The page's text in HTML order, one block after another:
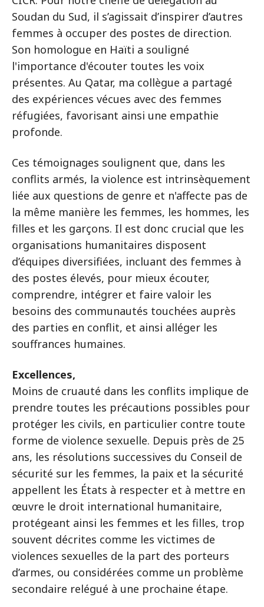
Soudan du Sud, il s’agissait d’inspirer d’autres
femmes à occuper des postes de direction.
Son homologue en Haïti a souligné
l'importance d'écouter toutes les voix
présentes. Au Qatar, ma collègue a partagé
des expériences vécues avec des femmes
réfugiées, favorisant ainsi une empathie
profonde.
Ces témoignages soulignent que, dans les
conflits armés, la violence est intrinsèquement
liée aux questions de genre et n'affecte pas de
la même manière les femmes, les hommes, les
filles et les garçons. Il est donc crucial que les
organisations humanitaires disposent
d’équipes diversifiées, incluant des femmes à
des postes élevés, pour mieux écouter,
comprendre, intégrer et faire valoir les
besoins des communautés touchées auprès
des parties en conflit, et ainsi alléger les
souffrances humaines.
Excellences,
Moins de cruauté dans les conflits implique de
prendre toutes les précautions possibles pour
protéger les civils, en particulier contre toute
forme de violence sexuelle. Depuis près de 25
ans, les résolutions successives du Conseil de
sécurité sur les femmes, la paix et la sécurité
appellent les États à respecter et à mettre en
œuvre le droit international humanitaire,
protégeant ainsi les femmes et les filles, trop
souvent décrites comme les victimes de
violences sexuelles de la part des porteurs
d’armes, ou considérées comme un problème
secondaire relégué à une prochaine étape.